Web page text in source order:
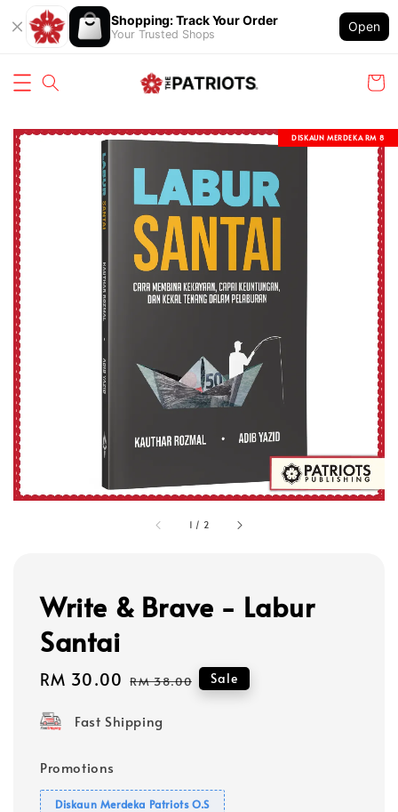
Shopping: Track Your Order
Your Trusted Shops
Open
1 / 2
DISKAUN MERDEKA RM 8
Write & Brave - Labur
Santai
Sale
RM 30.00 Regular
RM 38.00 Sale
Fast Shipping
Promotions
Diskaun Merdeka Patriots O.S